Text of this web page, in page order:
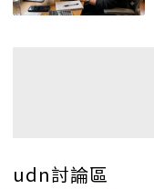
udn討論區